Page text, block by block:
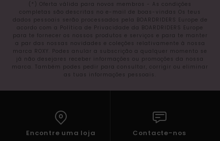
(*) Oferta válida para novos membros - As condições
completas são descritas no e-mail de boas-vindas Os teus
dados pessoais serão processados pela BOARDRIDERS Europe de
acordo com a Política de Privacidade da BOARDRIDERS Europe
para te fornecer os nossos produtos e serviços e para te manter
a par das nossas novidades e coleções relativamente à nossa
marca ROXY. Podes anular a subscrição a qualquer momento se
já não desejares receber informações ou promoções da nossa
marca. Também podes pedir para consultar, corrigir ou eliminar
as tuas informações pessoais.
Encontre uma loja Contacte-nos